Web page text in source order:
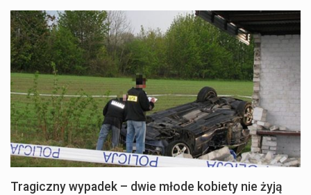
Tragiczny wypadek – dwie młode kobiety nie żyją